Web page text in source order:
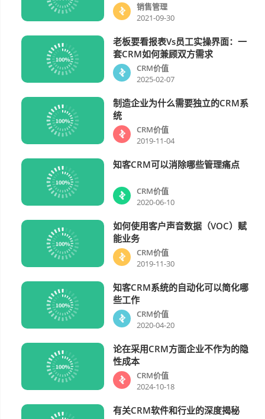
销售管理
2021-09-30
老板要看报表vs员工实操界面：一
套CRM如何兼顾双方需求
CRM价值
2025-02-07
制造企业为什么需要独立的CRM系
统
CRM价值
2019-11-04
知客CRM可以消除哪些管理痛点
CRM价值
2020-06-10
如何使用客户声音数据（VOC）赋
能业务
CRM价值
2019-11-30
知客CRM系统的自动化可以简化哪
些工作
CRM价值
2020-04-20
论在采用CRM方面企业不作为的隐
性成本
CRM价值
2024-10-18
有关CRM软件和行业的深度揭秘